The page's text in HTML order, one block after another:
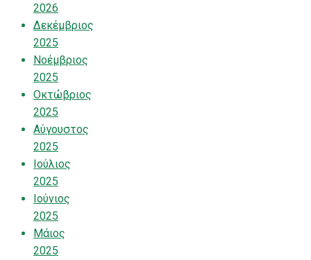
2026
Δεκέμβριος
2025
Νοέμβριος
2025
Οκτώβριος
2025
Αύγουστος
2025
Ιούλιος
2025
Ιούνιος
2025
Μάιος
2025